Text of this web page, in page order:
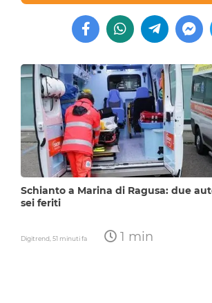
Schianto a Marina di Ragusa: due
sei feriti
Digitrend,51 minuti fa 1 min